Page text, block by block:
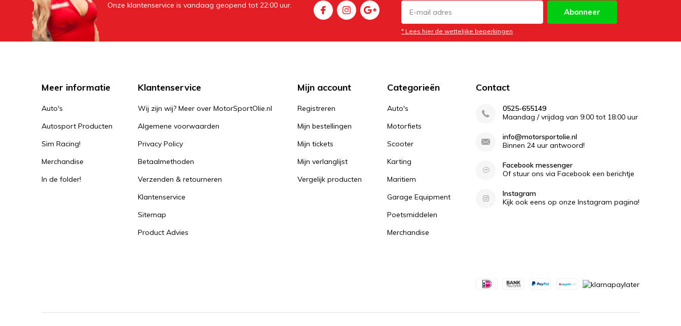
Onze klantenservice is vandaag geopend tot 22:00 uur.
Abonneer
* Lees hier de wettelijke beperkingen
Meer informatie
Auto's
Autosport Producten
Sim Racing!
Merchandise
In de folder!
Klantenservice
Wij zijn wij? Meer over MotorSportOlie.nl
Algemene voorwaarden
Privacy Policy
Betaalmethoden
Verzenden & retourneren
Klantenservice
Sitemap
Product Advies
Mijn account
Registreren
Mijn bestellingen
Mijn tickets
Mijn verlanglijst
Vergelijk producten
Categorieën
Auto's
Motorfiets
Scooter
Karting
Maritiem
Garage Equipment
Poetsmiddelen
Merchandise
Contact
0525-655149
Maandag / vrijdag van 9:00 tot 18:00 uur
info@motorsportolie.nl
Binnen 24 uur antwoord!
Facebook messenger
Of stuur ons via Facebook een berichtje
Instagram
Kijk ook eens op onze Instagram pagina!